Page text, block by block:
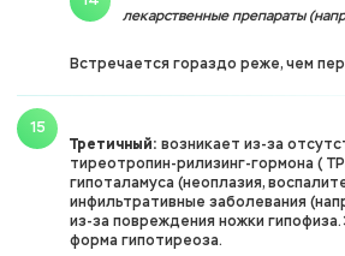
лекарственные препараты
Встречается гораздо реже, чем
Третичный: возникает из-за
тиреотропин-рилизинг-гормона (
гипоталамуса (неоплазия,
инфильтративные заболевания
из-за повреждения ножки
форма гипотиреоза.